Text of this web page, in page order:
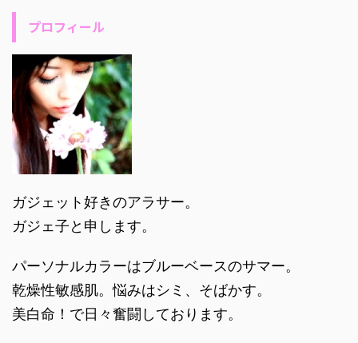
プロフィール
ガジェット好きのアラサー。
ガジェ子と申します。
パーソナルカラーはブルーベースのサマー。
乾燥性敏感肌。悩みはシミ、そばかす。
美白命！で日々奮闘しております。